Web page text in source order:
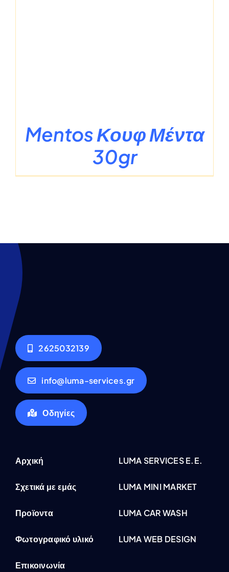
Mentos Κουφ Μέντα
30gr
2625032139
info@luma-services.gr
Οδηγίες
Αρχική
Σχετικά με εμάς
Προϊοντα
Φωτογραφικό υλικό
Επικοινωνία
LUMA SERVICES E.E.
LUMA MINI MARKET
LUMA CAR WASH
LUMA WEB DESIGN